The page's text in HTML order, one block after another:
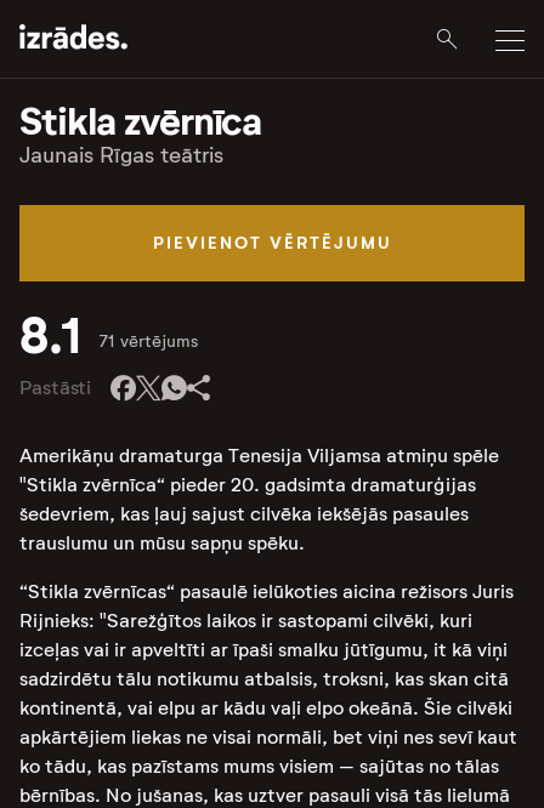
Stikla zvērnīca
Jaunais Rīgas teātris
PIEVIENOT VĒRTĒJUMU
8.1 71 vērtējums
Pastāsti
Amerikāņu dramaturga Tenesija Viljamsa atmiņu spēle
"Stikla zvērnīca“ pieder 20. gadsimta dramaturģijas
šedevriem, kas ļauj sajust cilvēka iekšējās pasaules
trauslumu un mūsu sapņu spēku.
“Stikla zvērnīcas“ pasaulē ielūkoties aicina režisors Juris
Rijnieks: "Sarežģītos laikos ir sastopami cilvēki, kuri
izceļas vai ir apveltīti ar īpaši smalku jūtīgumu, it kā viņi
sadzirdētu tālu notikumu atbalsis, troksni, kas skan citā
kontinentā, vai elpu ar kādu vaļi elpo okeānā. Šie cilvēki
apkārtējiem liekas ne visai normāli, bet viņi nes sevī kaut
ko tādu, kas pazīstams mums visiem – sajūtas no tālas
bērnības. No jušanas, kas uztver pasauli visā tās lielumā